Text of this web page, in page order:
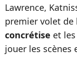
Lawrence,
premier volet de
concrétise et
jouer les scènes